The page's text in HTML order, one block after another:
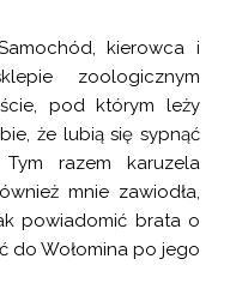
kierowca i
zoologicznym
pod którym leży
że lubią się sypnąć
Tym razem karuzela
mnie zawiodła,
powiadomić brata o
do Wołomina po jego